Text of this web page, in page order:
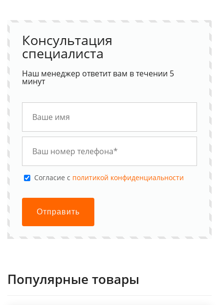
Консультация
специалиста
Наш менеджер ответит вам в течении 5
минут
Cогласие с политикой конфиденциальности
Отправить
Популярные товары